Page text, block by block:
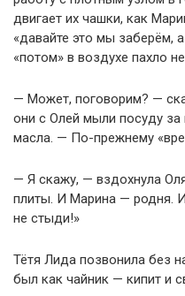
двигает их чашки, как
«давайте это мы заберём,
«потом» в воздухе пахло
— Может, поговорим? —
они с Олей мыли посуду за
масла. — По-прежнему
— Я скажу, — вздохнула
плиты. И Марина — родня. И
не стыди!»
Тётя Лида позвонила без
был как чайник — кипит и